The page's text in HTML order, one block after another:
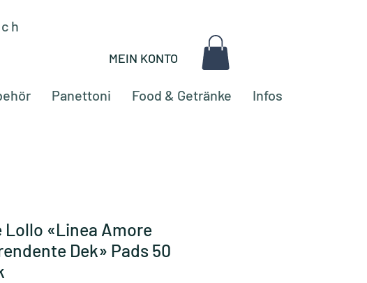
MEIN KONTO
Panettoni Food & Getränke Infos
Lollo «Linea Amore
Dek» Pads 50